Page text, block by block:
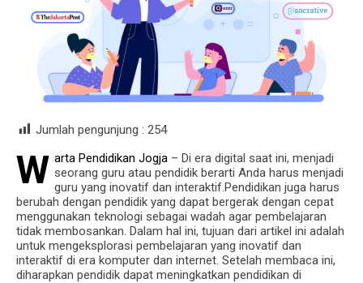
Jumlah pengunjung : 254
W arta Pendidikan Jogja – Di era digital saat ini, menjadi
seorang guru atau pendidik berarti Anda harus menjadi
guru yang inovatif dan interaktif.Pendidikan juga harus
berubah dengan pendidik yang dapat bergerak dengan cepat
menggunakan teknologi sebagai wadah agar pembelajaran
tidak membosankan. Dalam hal ini, tujuan dari artikel ini adalah
untuk mengeksplorasi pembelajaran yang inovatif dan
interaktif di era komputer dan internet. Setelah membaca ini,
diharapkan pendidik dapat meningkatkan pendidikan di